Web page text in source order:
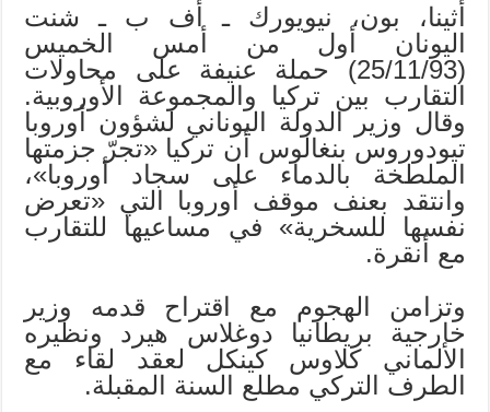
أثينا، بون، نيويورك ـ أف ب ـ شنت
اليونان أول من أمس الخميس
(25/11/93) حملة عنيفة على محاولات
التقارب بين تركيا والمجموعة الأوروبية.
وقال وزير الدولة اليوناني لشؤون أوروبا
تيودوروس بنغالوس أن تركيا «تجرّ جزمتها
الملطخة بالدماء على سجاد أوروبا»،
وانتقد بعنف موقف أوروبا التي «تعرض
نفسها للسخرية» في مساعيها للتقارب
مع أنقرة.
وتزامن الهجوم مع اقتراح قدمه وزير
خارجية بريطانيا دوغلاس هيرد ونظيره
الألماني كلاوس كينكل لعقد لقاء مع
الطرف التركي مطلع السنة المقبلة.